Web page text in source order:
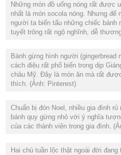
Những món đồ uống nóng rất được
nhất là món socola nóng. Nhưng để
người ta biến tấu những chiếc bánh
tuyết trông rất ngộ nghĩnh, dễ
Bánh gừng hình người (gingerbread
cách điệu rất phổ biến trong dịp
châu Mỹ. Đây là món ăn mà rất
thích. (Ảnh: Pinterest)
Chuẩn bị đón Noel, nhiều gia đình
bánh quy gừng nhỏ với ý nghĩa
của các thành viên trong gia đình.
Hai chú tuần lộc thật ngoài đời